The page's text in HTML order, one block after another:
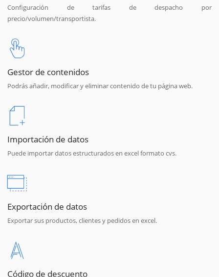
Configuración de tarifas de despacho por
precio/volumen/transportista.
Gestor de contenidos
Podrás añadir, modificar y eliminar contenido de tu página web.
Importación de datos
Puede importar datos estructurados en excel formato cvs.
Exportación de datos
Exportar sus productos, clientes y pedidos en excel.
Código de descuento